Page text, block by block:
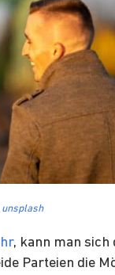
unsplash
, kann man
Parteien die